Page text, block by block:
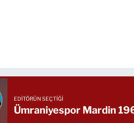
EDITÖRÜN SEÇTIĞI
Ümraniyespor Mardin